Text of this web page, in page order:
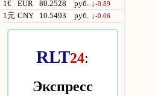
1€ EUR 80.2528 руб. ↓-0.89
1元 CNY 10.5493 руб. ↓-0.06
RLT24:
Экспресс